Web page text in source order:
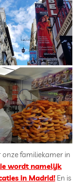
familiekamer in
wordt namelijk
in Madrid!En is